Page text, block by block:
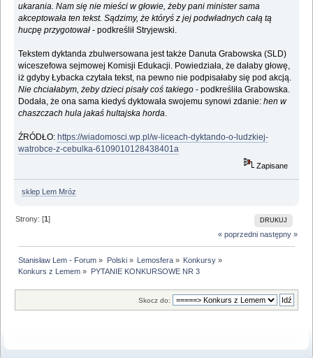
ukarania. Nam się nie mieści w głowie, żeby pani minister sama
akceptowała ten tekst. Sądzimy, że któryś z jej podwładnych całą tą
hucpę przygotował- podkreślił Stryjewski.
Tekstem dyktanda zbulwersowana jest także Danuta Grabowska (SLD)
wiceszefowa sejmowej Komisji Edukacji. Powiedziała, że dałaby głowę,
iż gdyby Łybacka czytała tekst, na pewno nie podpisałaby się pod akcją.
Nie chciałabym, żeby dzieci pisały coś takiego - podkreśliła Grabowska.
Dodała, że ona sama kiedyś dyktowała swojemu synowi zdanie:hen w
chaszczach hula jakaś hultajska horda.
ŹRÓDŁO:https://wiadomosci.wp.pl/w-liceach-dyktando-o-ludzkiej-
watrobce-z-cebulka-6109010128438401a
Zapisane
sklep Lem Mróz
DRUKUJ
Strony: [1]
« poprzedni następny »
Stanisław Lem - Forum » Polski» Lemosfera» Konkursy »
Konkurs z Lemem » PYTANIE KONKURSOWE NR 3
Skocz do: